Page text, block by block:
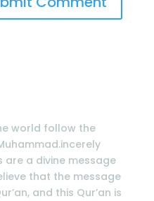
world follow the
are a divine message
that the message
and this Qur’an is